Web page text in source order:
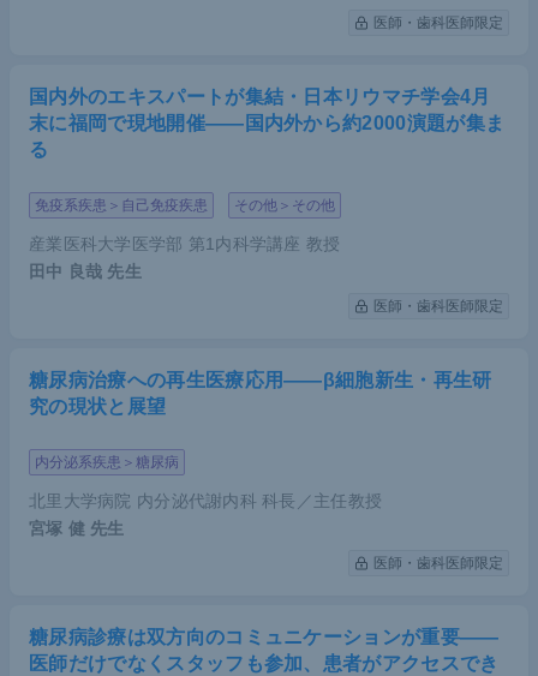
医師・歯科医師限定
国内外のエキスパートが集結・日本リウマチ学会4月
末に福岡で現地開催――国内外から約2000演題が集ま
る
免疫系疾患＞自己免疫疾患 その他＞その他
産業医科大学医学部 第1内科学講座 教授
田中 良哉 先生
医師・歯科医師限定
糖尿病治療への再生医療応用――β細胞新生・再生研
究の現状と展望
内分泌系疾患＞糖尿病
北里大学病院 内分泌代謝内科 科長／主任教授
宮塚 健 先生
医師・歯科医師限定
糖尿病診療は双方向のコミュニケーションが重要――
医師だけでなくスタッフも参加、患者がアクセスでき